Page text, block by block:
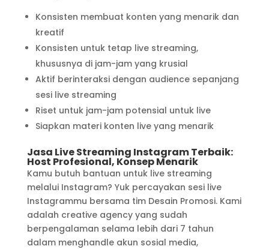
Konsisten membuat konten yang menarik dan
kreatif
Konsisten untuk tetap live streaming,
khususnya di jam-jam yang krusial
Aktif berinteraksi dengan audience sepanjang
sesi live streaming
Riset untuk jam-jam potensial untuk live
Siapkan materi konten live yang menarik
Jasa Live Streaming Instagram Terbaik:
Host Profesional, Konsep Menarik
Kamu butuh bantuan untuk live streaming
melalui Instagram? Yuk percayakan sesi live
Instagrammu bersama tim Desain Promosi. Kami
adalah creative agency yang sudah
berpengalaman selama lebih dari 7 tahun
dalam menghandle akun sosial media,